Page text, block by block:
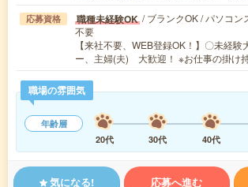
応募資格 職種未経験OK / ブランクOK / パソコン
不要
【来社不要、WEB登録OK！】〇未経験
ー、主婦(夫) 大歓迎！ ※お仕事の掛け
職場の雰囲気
年齢層
20代
30代 40代
気になる! 応募へ進む